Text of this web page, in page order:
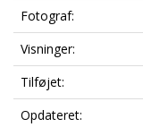
Fotograf:
Visninger:
Tilføjet:
Opdateret: